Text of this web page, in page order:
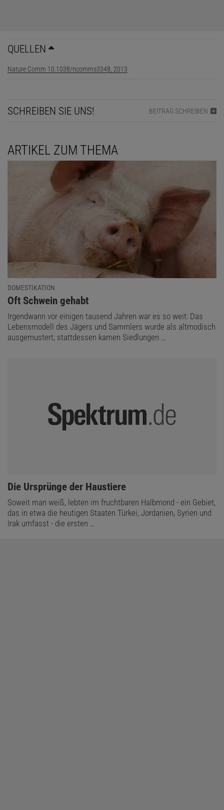
QUELLEN
Nature Comm 10.1038/ncomms3348, 2013
SCHREIBEN SIE UNS! BEITRAG SCHREIBEN
ARTIKEL ZUM THEMA
DOMESTIKATION
:
Oft Schwein gehabt
Irgendwann vor einigen tausend Jahren war es so weit: Das
Lebensmodell des Jägers und Sammlers wurde als altmodisch
ausgemustert, stattdessen kamen Siedlungen …
:
Die Ursprünge der Haustiere
Soweit man weiß, lebten im fruchtbaren Halbmond - ein Gebiet,
das in etwa die heutigen Staaten Türkei, Jordanien, Syrien und
Irak umfasst - die ersten …